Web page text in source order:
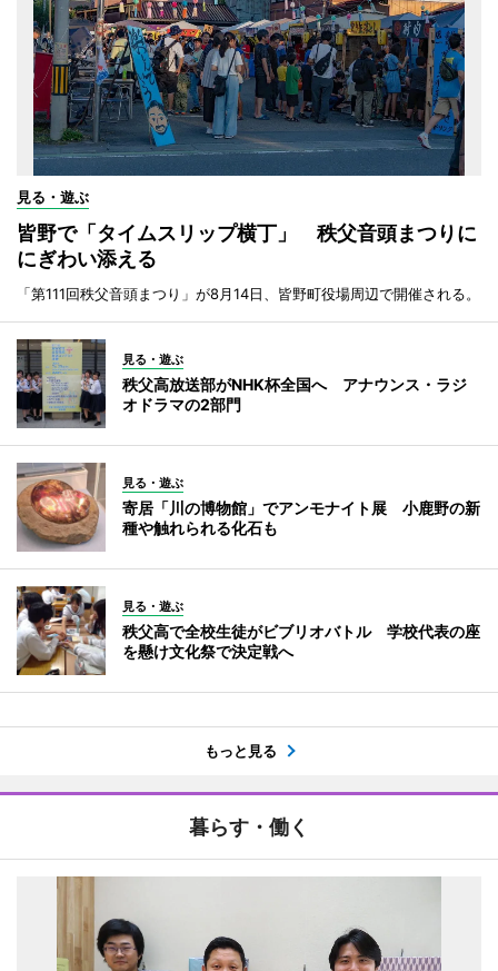
見る・遊ぶ
皆野で「タイムスリップ横丁」 秩父音頭まつりに
にぎわい添える
「第111回秩父音頭まつり」が8月14日、皆野町役場周辺で開催される。
見る・遊ぶ
秩父高放送部がNHK杯全国へ アナウンス・ラジ
オドラマの2部門
見る・遊ぶ
寄居「川の博物館」でアンモナイト展 小鹿野の新
種や触れられる化石も
見る・遊ぶ
秩父高で全校生徒がビブリオバトル 学校代表の座
を懸け文化祭で決定戦へ
もっと見る
暮らす・働く